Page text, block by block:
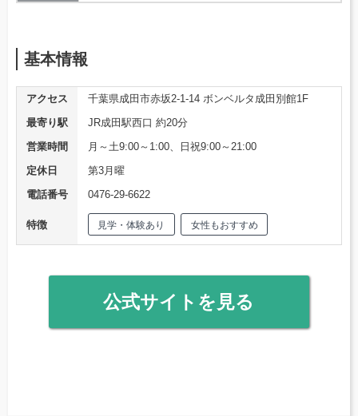
基本情報
アクセス
千葉県成田市赤坂2-1-14 ボンベルタ成田別館1F
最寄り駅
JR成田駅西口 約20分
営業時間
月～土9:00～1:00、日祝9:00～21:00
定休日
第3月曜
電話番号
0476-29-6622
特徴 見学・体験あり 女性もおすすめ
公式サイトを見る